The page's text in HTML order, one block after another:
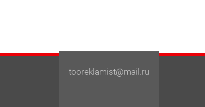
tooreklamist@mail.ru